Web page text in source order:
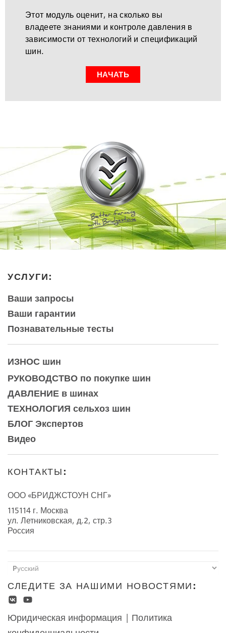
Этот модуль оценит, на сколько вы
владеете знаниями и контроле давления в
зависимости от технологий и спецификаций
шин.
НАЧАТЬ
УСЛУГИ:
Ваши запросы
Ваши гарантии
Познавательные тесты
ИЗНОС шин
РУКОВОДСТВО по покупке шин
ДАВЛЕНИЕ в шинах
ТЕХНОЛОГИЯ сельхоз шин
БЛОГ Экспертов
Видео
КОНТАКТЫ:
ООО «БРИДЖСТОУН СНГ»
115114 г. Москва
ул. Летниковская, д.2, стр.3
Россия
СЛЕДИТЕ ЗА НАШИМИ НОВОСТЯМИ:
Юридическая информация | Политика